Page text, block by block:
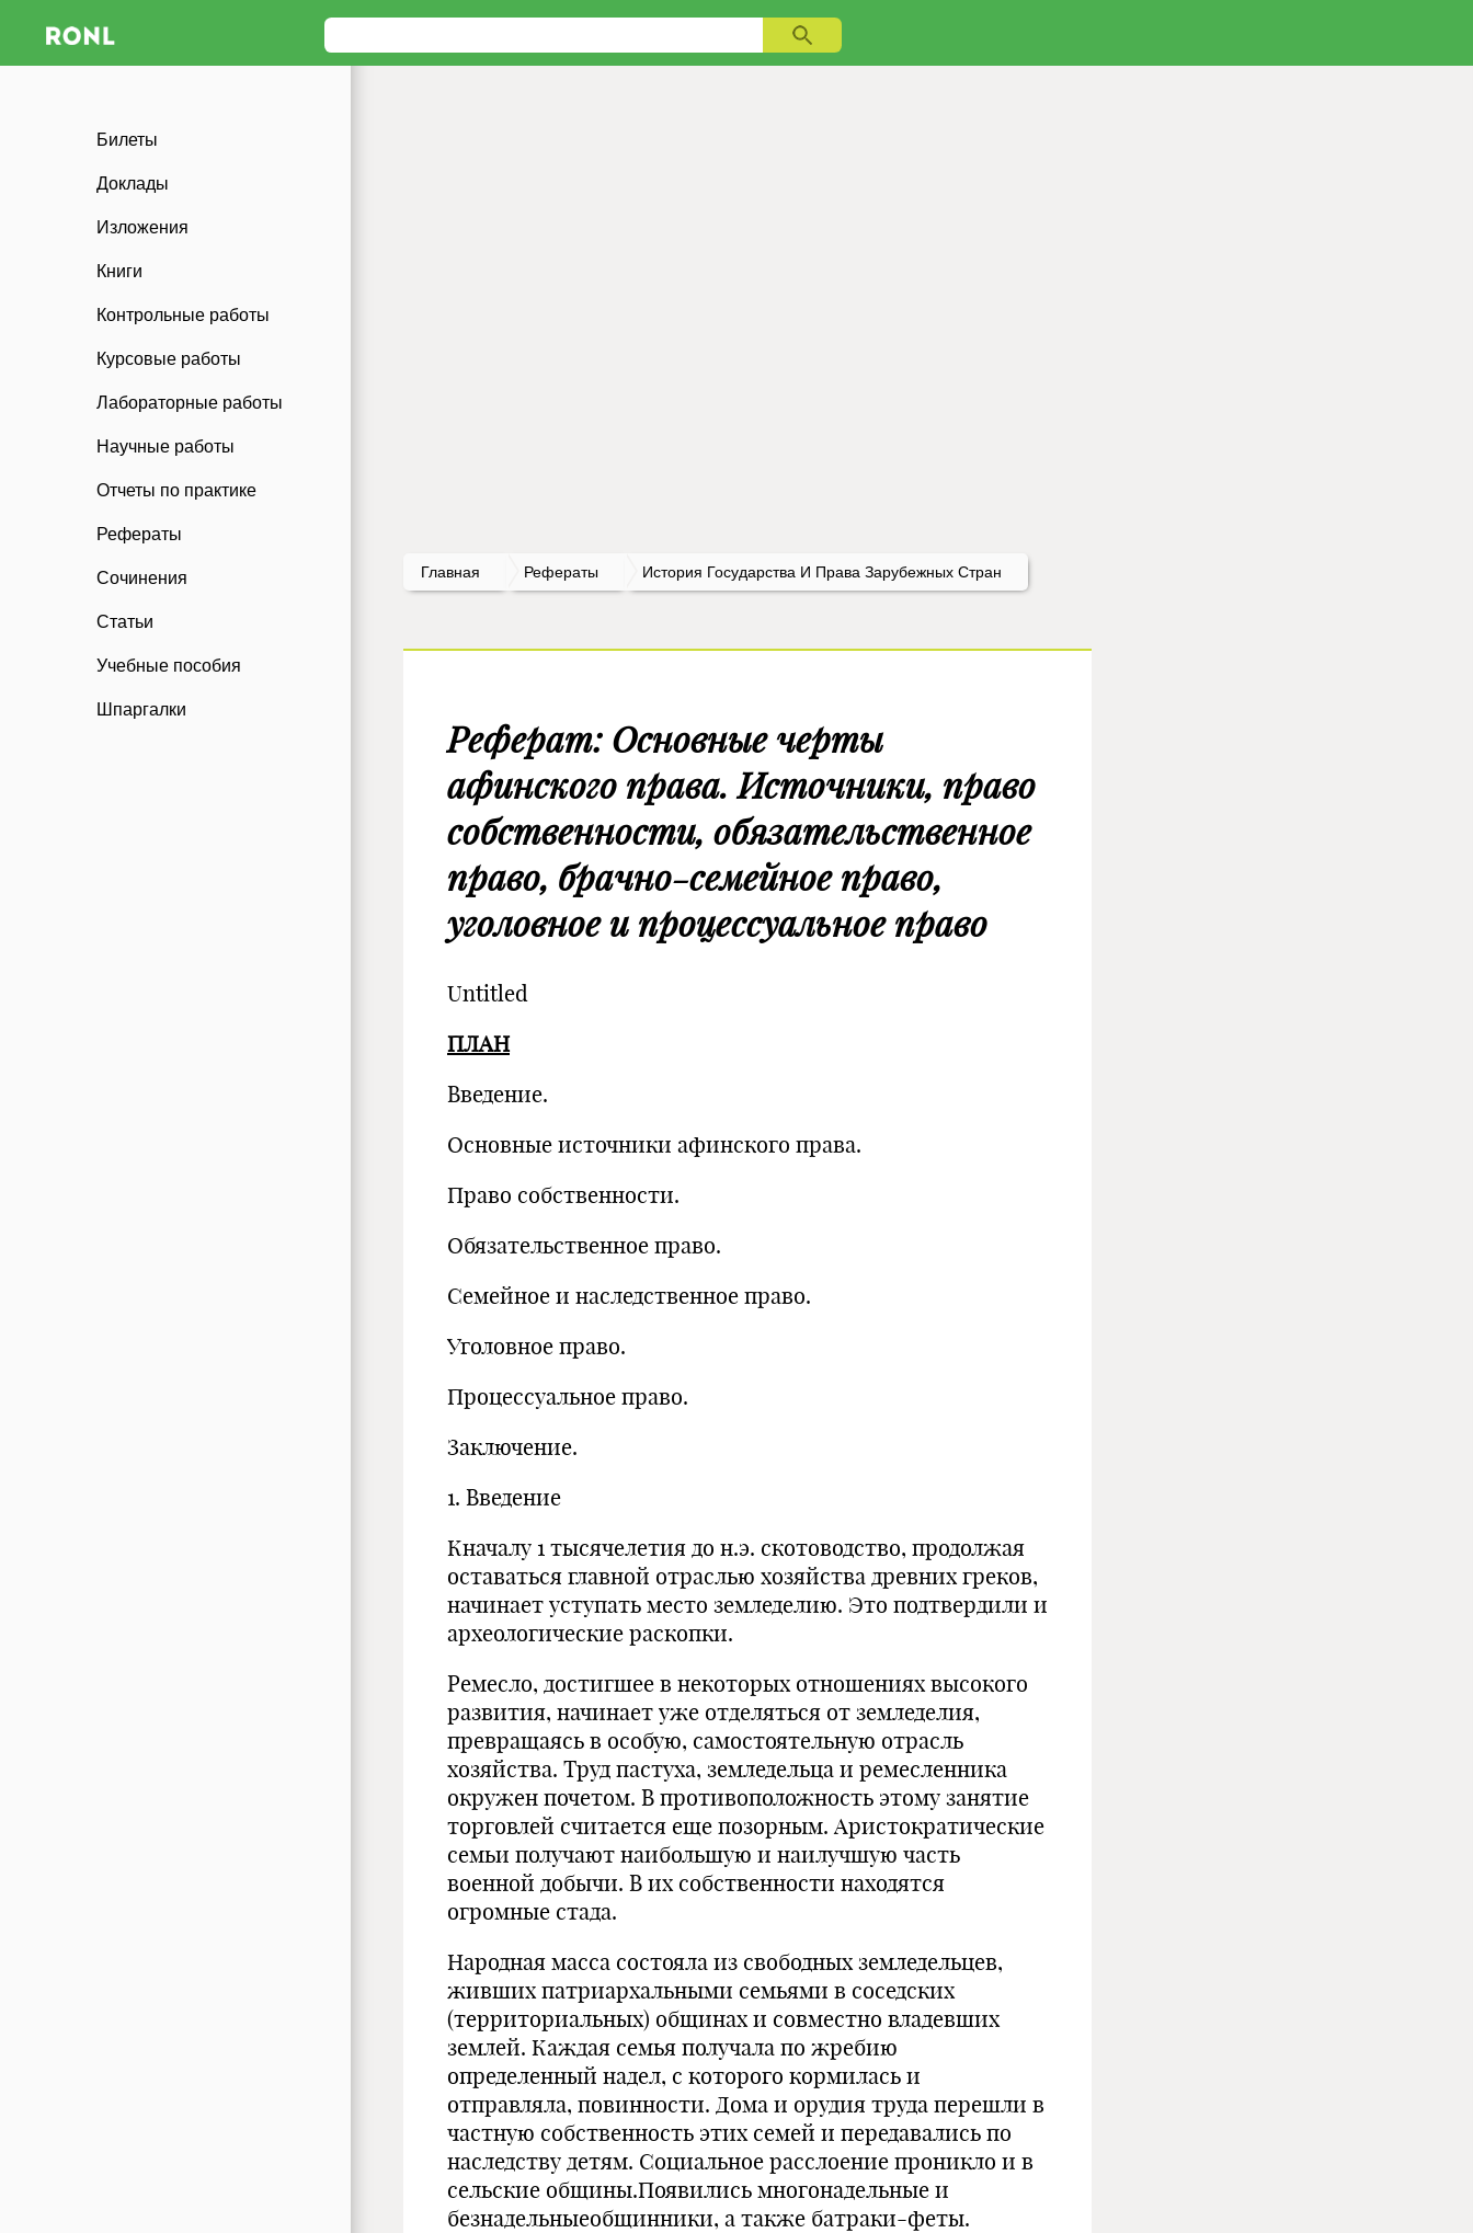
Билеты
Доклады
Изложения
Книги
Контрольные работы
Курсовые работы
Лабораторные работы
Научные работы
Отчеты по практике
Рефераты
Сочинения
Статьи
Учебные пособия
Шпаргалки
Главная Рефераты История Государства И Права Зарубежных Стран
Реферат: Основные черты
афинского права. Источники, право
собственности, обязательственное
право, брачно-семейное право,
уголовное и процессуальное право
Untitled
ПЛАН
Введение.
Основные источники афинского права.
Право собственности.
Обязательственное право.
Семейное и наследственное право.
Уголовное право.
Процессуальное право.
Заключение.
1. Введение
Кначалу 1 тысячелетия до н.э. ското­водство, продолжая
оставаться главной отраслью хозяйства древних греков,
начинает уступать место земледелию. Это подтвердили и
археологические раскопки.
Ремесло, достигшее в некоторых отношениях высокого
развития, на­чинает уже отделяться от земледелия,
превращаясь в особую, самостоятельную отрасль
хозяйства. Труд пастуха, земледельца и ремесленника
окружен почетом. В противопо­ложность этому занятие
торговлей считается еще позорным. Аристократические
семьи получают наибольшую и наилучшую часть
военной добычи. В их собственности нахо­дятся
огромные стада.
Народная масса состояла из свободных земледельцев,
живших патриархальными семьями в соседских
(территориальных) общинах и совместно владевших
землей. Каждая семья получала по жребию
определенный надел, с которого кормилась и
отправляла, повинности. Дома и орудия труда перешли в
частную собственность этих семей и передавались по
наследству детям. Социальное расслоение проникло и в
сельские общины.Появились многонадельные и
безнадельныеобщинники, а также батраки-феты.